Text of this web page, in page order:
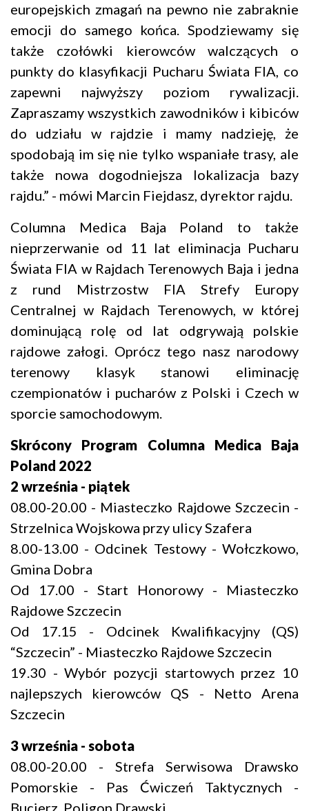
europejskich zmagań na pewno nie zabraknie
emocji do samego końca. Spodziewamy się
także czołówki kierowców walczących o
punkty do klasyfikacji Pucharu Świata FIA, co
zapewni najwyższy poziom rywalizacji.
Zapraszamy wszystkich zawodników i kibiców
do udziału w rajdzie i mamy nadzieję, że
spodobają im się nie tylko wspaniałe trasy, ale
także nowa dogodniejsza lokalizacja bazy
rajdu.” - mówi Marcin Fiejdasz, dyrektor rajdu.
Columna Medica Baja Poland to także
nieprzerwanie od 11 lat eliminacja Pucharu
Świata FIA w Rajdach Terenowych Baja i jedna
z rund Mistrzostw FIA Strefy Europy
Centralnej w Rajdach Terenowych, w której
dominującą rolę od lat odgrywają polskie
rajdowe załogi. Oprócz tego nasz narodowy
terenowy klasyk stanowi eliminację
czempionatów i pucharów z Polski i Czech w
sporcie samochodowym.
Skrócony Program Columna Medica Baja
Poland 2022
2 września - piątek
08.00-20.00 - Miasteczko Rajdowe Szczecin -
Strzelnica Wojskowa przy ulicy Szafera
8.00-13.00 - Odcinek Testowy - Wołczkowo,
Gmina Dobra
Od 17.00 - Start Honorowy - Miasteczko
Rajdowe Szczecin
Od 17.15 - Odcinek Kwalifikacyjny (QS)
“Szczecin” - Miasteczko Rajdowe Szczecin
19.30 - Wybór pozycji startowych przez 10
najlepszych kierowców QS - Netto Arena
Szczecin
3 września - sobota
08.00-20.00 - Strefa Serwisowa Drawsko
Pomorskie - Pas Ćwiczeń Taktycznych -